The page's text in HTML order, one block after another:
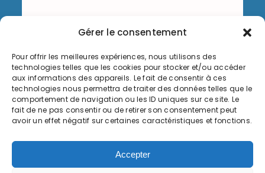
Gérer le consentement
Pour offrir les meilleures expériences, nous utilisons des
technologies telles que les cookies pour stocker et/ou accéder
aux informations des appareils. Le fait de consentir à ces
technologies nous permettra de traiter des données telles que le
comportement de navigation ou les ID uniques sur ce site. Le
fait de ne pas consentir ou de retirer son consentement peut
avoir un effet négatif sur certaines caractéristiques et fonctions.
Accepter
Envoyer
Informations légales
Politique de cookies (UE)